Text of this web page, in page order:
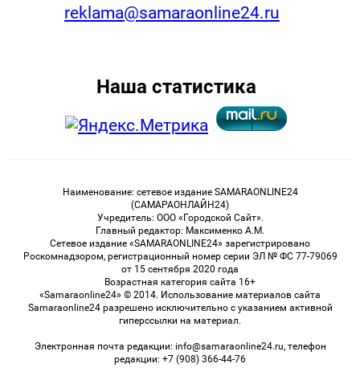
reklama@samaraonline24.ru
Наша статистика
Наименование: сетевое издание SAMARAONLINE24
(САМАРАОНЛАЙН24)
Учредитель: ООО «Городской Сайт».
Главный редактор: Максименко А.М.
Сетевое издание «SAMARAONLINE24» зарегистрировано
Роскомнадзором, регистрационный номер серии ЭЛ № ФС 77-79069
от 15 сентября 2020 года
Возрастная категория сайта 16+
«Samaraonline24» © 2014. Использование материалов сайта
Samaraonline24 разрешено исключительно с указанием активной
гиперссылки на материал.
Электронная почта редакции: info@samaraonline24.ru, телефон
редакции: +7 (908) 366-44-76